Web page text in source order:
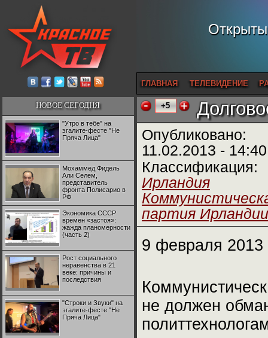
ГЛАВНАЯ ТЕЛЕВИДЕНИЕ
НОВОЕ СЕГОДНЯ
"Утро в тебе" на
эгалите-фесте "Не
Пряча Лица"
Мохаммед Фидель
Али Селем,
представитель
фронта Полисарио в
РФ
Экономика СССР
времен «застоя»:
жажда планомерности
(часть 2)
Рост социального
неравенства в 21
веке: причины и
последствия
"Строки и Звуки" на
эгалите-фесте "Не
Пряча Лица"
+5
Опубликовано:
11.02.2013 - 14:40
Классификация:
Ирландия
партия Ирландии
9 февраля 2013
не должен